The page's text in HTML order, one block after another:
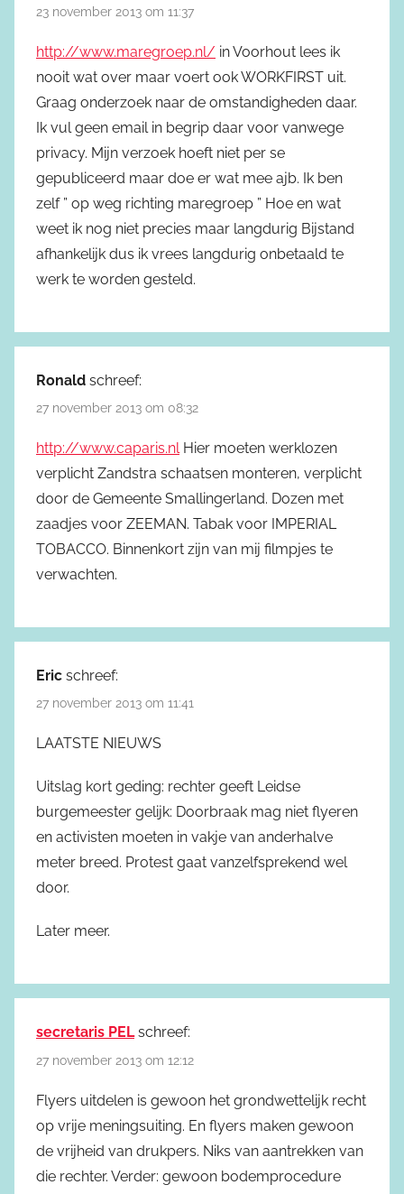
23 november 2013 om 11:37
http://www.maregroep.nl/ in Voorhout lees ik
nooit wat over maar voert ook WORKFIRST uit.
Graag onderzoek naar de omstandigheden daar.
Ik vul geen email in begrip daar voor vanwege
privacy. Mijn verzoek hoeft niet per se
gepubliceerd maar doe er wat mee ajb. Ik ben
zelf ” op weg richting maregroep ” Hoe en wat
weet ik nog niet precies maar langdurig Bijstand
afhankelijk dus ik vrees langdurig onbetaald te
werk te worden gesteld.
Ronald schreef:
27 november 2013 om 08:32
http://www.caparis.nlHier moeten werklozen
verplicht Zandstra schaatsen monteren, verplicht
door de Gemeente Smallingerland. Dozen met
zaadjes voor ZEEMAN. Tabak voor IMPERIAL
TOBACCO. Binnenkort zijn van mij filmpjes te
verwachten.
Eric schreef:
27 november 2013 om 11:41
LAATSTE NIEUWS
Uitslag kort geding: rechter geeft Leidse
burgemeester gelijk: Doorbraak mag niet flyeren
en activisten moeten in vakje van anderhalve
meter breed. Protest gaat vanzelfsprekend wel
door.
Later meer.
secretaris PEL schreef:
27 november 2013 om 12:12
Flyers uitdelen is gewoon het grondwettelijk recht
op vrije meningsuiting. En flyers maken gewoon
de vrijheid van drukpers. Niks van aantrekken van
die rechter. Verder: gewoon bodemprocedure